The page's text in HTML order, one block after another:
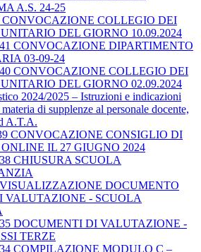
A.S. 24-25
CONVOCAZIONE COLLEGIO DEI
DEL GIORNO 10.09.2024
CONVOCAZIONE DIPARTIMENTO
03-09-24
CONVOCAZIONE COLLEGIO DEI
DEL GIORNO 02.09.2024
2024/2025 – Istruzioni e indicazioni
di supplenze al personale docente,
A.T.A.
CONVOCAZIONE CONSIGLIO DI
IL 27 GIUGNO 2024
CHIUSURA SCUOLA
DOCUMENTO
VALUTAZIONE - SCUOLA
DOCUMENTI DI VALUTAZIONE -
TERZE
COMPILAZIONE MODULO C –